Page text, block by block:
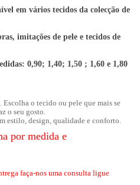
em vários tecidos da colecção de
imitações de pele e tecidos de
0,90; 1,40; 1,50 ; 1,60 e 1,80
Escolha o tecido ou pele que mais se
o seu gosto.
estilo, design, qualidade e conforto.
por medida e
faça-nos uma consulta ligue